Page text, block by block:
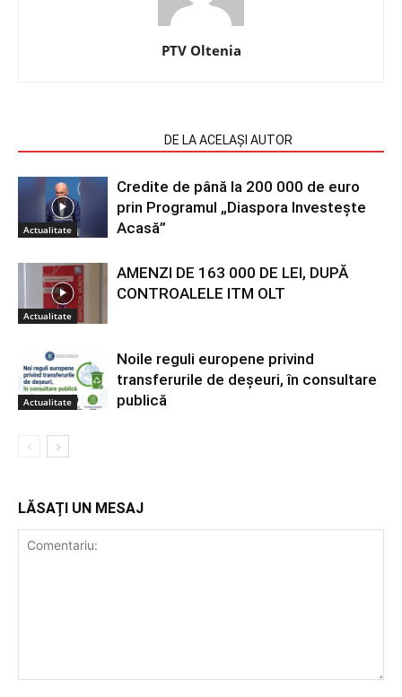
PTV Oltenia
DE LA ACELAȘI AUTOR
Actualitate
Credite de până la 200 000 de euro
prin Programul „Diaspora Investește
Acasă”
Actualitate
AMENZI DE 163 000 DE LEI, DUPĂ
CONTROALELE ITM OLT
Actualitate
Noile reguli europene privind
transferurile de deșeuri, în consultare
publică
LĂSAȚI UN MESAJ